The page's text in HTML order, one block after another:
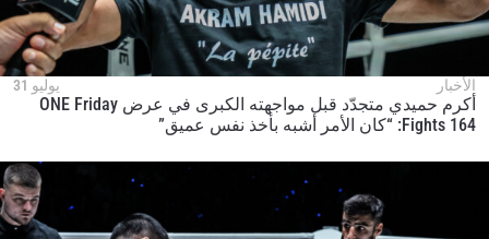
الأخبار يوليو 31
أكرم حميدي متجدّد قبل مواجهته الكبرى في عرض ONE Friday
Fights 164: “كان الأمر أشبه بأخذ نفس عميق”